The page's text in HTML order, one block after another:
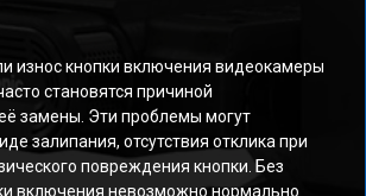
износ кнопки включения видеокамеры
становятся причиной
замены. Эти проблемы могут
залипания, отсутствия отклика при
повреждения кнопки. Без
включения невозможно нормально